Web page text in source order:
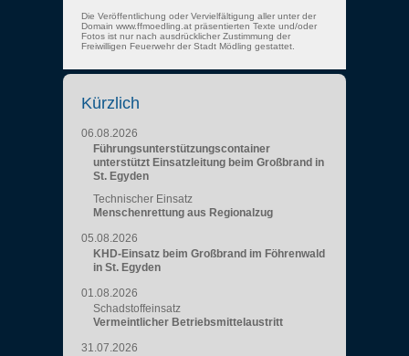
Die Veröffentlichung oder Vervielfältigung aller unter der
Domain www.ffmoedling.at präsentierten Texte und/oder
Fotos ist nur nach ausdrücklicher Zustimmung der
Freiwilligen Feuerwehr der Stadt Mödling gestattet.
Kürzlich
06.08.2026
Führungsunterstützungscontainer
unterstützt Einsatzleitung beim Großbrand in
St. Egyden
Technischer Einsatz
Menschenrettung aus Regionalzug
05.08.2026
KHD-Einsatz beim Großbrand im Föhrenwald
in St. Egyden
01.08.2026
Schadstoffeinsatz
Vermeintlicher Betriebsmittelaustritt
31.07.2026